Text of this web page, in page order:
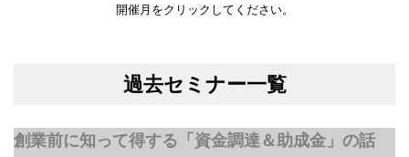
開催月をクリックしてください。
過去セミナー一覧
創業前に知って得する「資金調達＆助成金」の話